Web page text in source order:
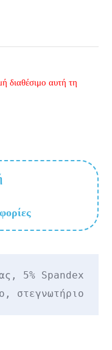
διαθέσιμο αυτή τη
5% Spandex
στεγνωτήριο